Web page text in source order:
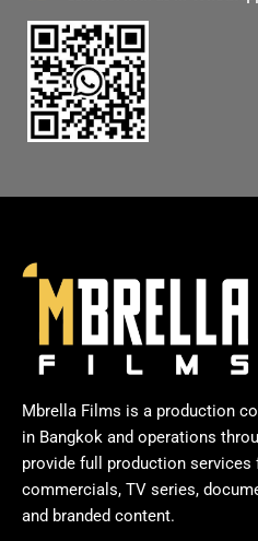
Mbrella Films is a production
in Bangkok and operations
provide full production
commercials, TV series,
and branded content.